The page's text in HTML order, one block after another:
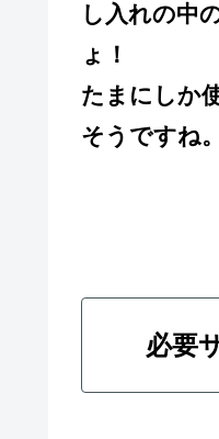
し入れの中
ょ！
たまにしか
そうですね。
必要